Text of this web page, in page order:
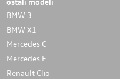
BMW 3
BMW X1
Mercedes C
Mercedes E
Renault Clio